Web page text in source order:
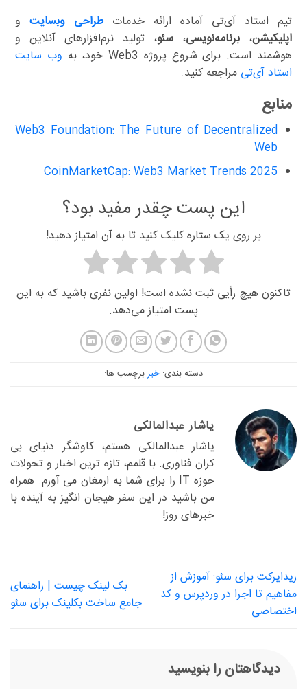
تیم استاد آی‌تی آماده ارائه خدماتطراحی وبسایت و
اپلیکیشن، برنامه‌نویسی، سئو، تولید نرم‌افزارهای آنلاین و
هوشمند است. برای شروع پروژه Web3 خود، به
وب سایت
استاد آی‌تی مراجعه کنید.
منابع
Web3 Foundation: The Future of Decentralized
Web
CoinMarketCap: Web3 Market Trends 2025
این پست چقدر مفید بود؟
بر روی یک ستاره کلیک کنید تا به آن امتیاز دهید!
تاکنون هیچ رأیی ثبت نشده است! اولین نفری باشید که به این
پست امتیاز می‌دهد.
دسته بندی: خبربرچسب ها:
یاشار عبدالمالکی
یاشار عبدالمالکی هستم، کاوشگر دنیای بی
کران فناوری. با قلمم، تازه ترین اخبار و تحولات
حوزه IT را برای شما به ارمغان می آورم. همراه
من باشید در این سفر هیجان انگیز به آینده با
خبرهای روز!
ریدایرکت برای سئو: آموزش از
مفاهیم تا اجرا در وردپرس و کد
اختصاصی
بک لینک چیست | راهنمای
جامع ساخت بکلینک برای سئو
دیدگاهتان را بنویسید